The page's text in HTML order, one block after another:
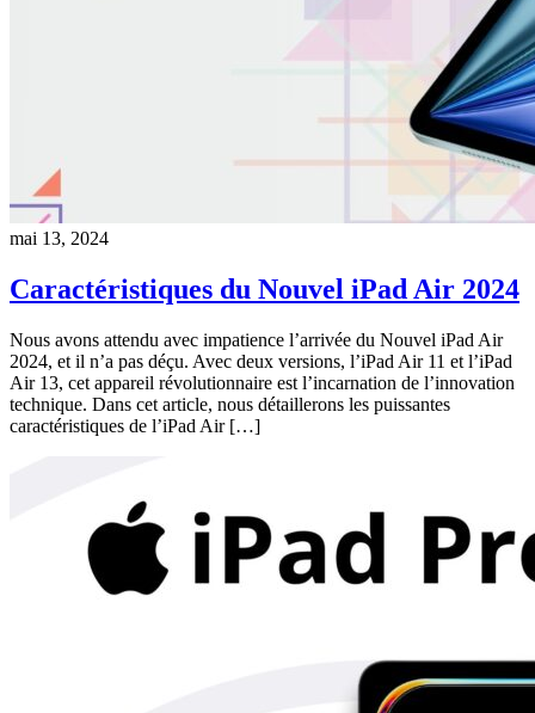
mai 13, 2024
Caractéristiques du Nouvel iPad Air 2024
Nous avons attendu avec impatience l’arrivée du Nouvel iPad Air
2024, et il n’a pas déçu. Avec deux versions, l’iPad Air 11 et l’iPad
Air 13, cet appareil révolutionnaire est l’incarnation de l’innovation
technique. Dans cet article, nous détaillerons les puissantes
caractéristiques de l’iPad Air […]